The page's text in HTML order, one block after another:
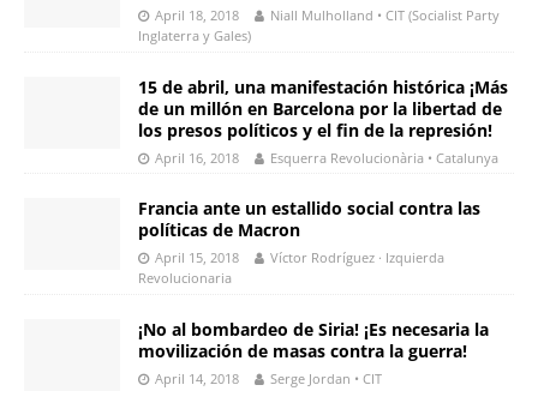
April 18, 2018
Niall Mulholland • CIT (Socialist Party
Inglaterra y Gales)
15 de abril, una manifestación histórica ¡Más
de un millón en Barcelona por la libertad de
los presos políticos y el fin de la represión!
April 16, 2018 Esquerra Revolucionària • Catalunya
Francia ante un estallido social contra las
políticas de Macron
April 15, 2018
Víctor Rodríguez · Izquierda
Revolucionaria
¡No al bombardeo de Siria! ¡Es necesaria la
movilización de masas contra la guerra!
April 14, 2018 Serge Jordan • CIT